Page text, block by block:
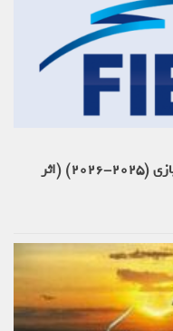
قوانین تکنیکی فدراسیون جهانی شمشیربازی (2025-2026) (اثر